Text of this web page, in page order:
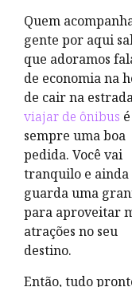
Quem
gente por aqui
que adoramos
de economia na
de cair na
viajar de ônibus é
sempre uma boa
pedida. Você vai
tranquilo e ainda
guarda uma
para aproveitar
atrações no seu
destino.
Então, tudo